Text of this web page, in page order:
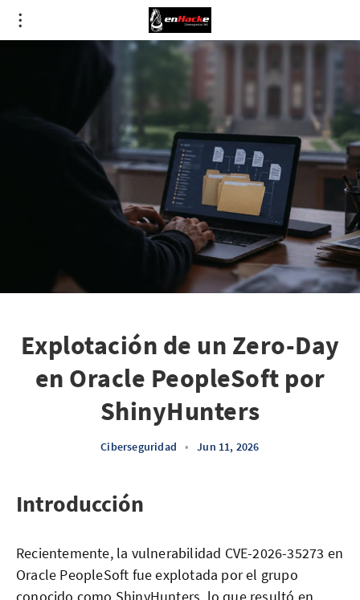
Explotación de un Zero-Day
en Oracle PeopleSoft por
ShinyHunters
Ciberseguridad • Jun 11, 2026
Introducción
Recientemente, la vulnerabilidad CVE-2026-35273 en
Oracle PeopleSoft fue explotada por el grupo